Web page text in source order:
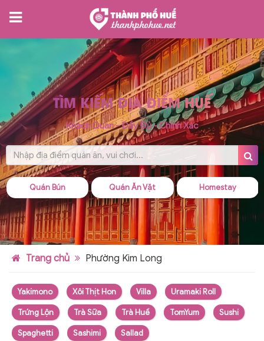
TÌM KIẾM ĐỊA ĐIỂM HUẾ
Khách Quan - Đầy Đủ - Chính Xác
Quán Ăn Vặt Homestay Quán Cháo
Trang chủ Phường Kim Long
Yakimono Xôi Thịt Hon Villa Uramaki Roll
Trứng Lộn Trà Sữa Trà Huế TomYum Sushi
Spaghetti Sashimi Sallad